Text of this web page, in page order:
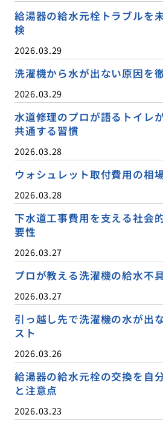
給湯器の給水元栓トラブルを
検
2026.03.29
洗濯機から水が出ない原因を
2026.03.29
水道修理のプロが語るトイレ
共通する習慣
2026.03.28
ウォシュレット取付費用の相
2026.03.28
下水道工事費用を支える社会
要性
2026.03.27
プロが教える洗濯機の給水不
2026.03.27
引っ越し先で洗濯機の水が出
スト
2026.03.26
給湯器の給水元栓の交換を自
と注意点
2026.03.23